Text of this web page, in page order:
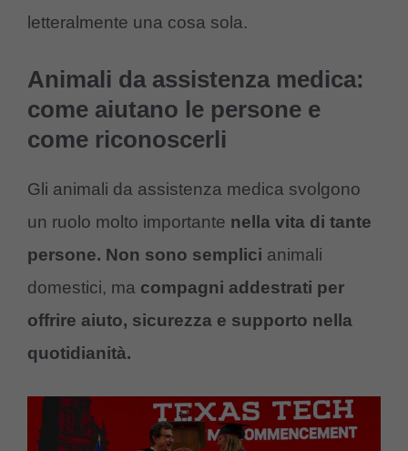
letteralmente una cosa sola.
Animali da assistenza medica:
come aiutano le persone e
come riconoscerli
Gli animali da assistenza medica svolgono
un ruolo molto importante nella vita di tante
persone. Non sono semplici animali
domestici, ma compagni addestrati per
offrire aiuto, sicurezza e supporto nella
quotidianità.